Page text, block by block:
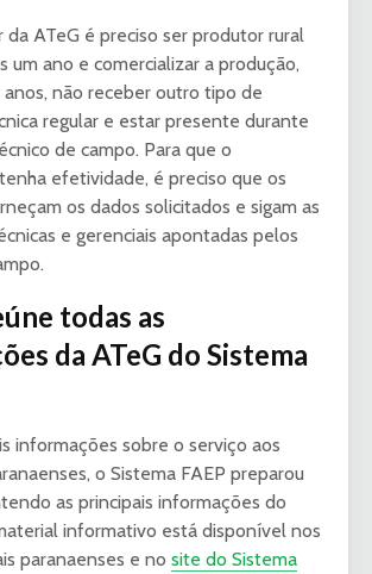
da ATeG é preciso ser produtor rural
um ano e comercializar a produção,
anos, não receber outro tipo de
regular e estar presente durante
de campo. Para que o
efetividade, é preciso que os
os dados solicitados e sigam as
e gerenciais apontadas pelos
todas as
da ATeG do Sistema
informações sobre o serviço aos
o Sistema FAEP preparou
as principais informações do
informativo está disponível nos
paranaenses e no site do Sistema